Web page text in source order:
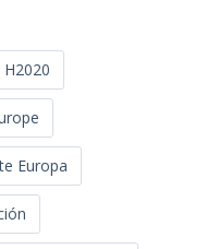
H2020
Europa